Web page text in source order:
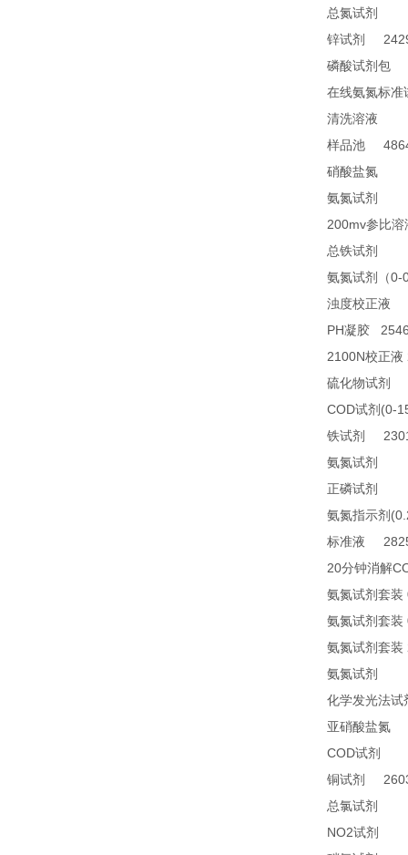
总氮试剂
锌试剂
磷酸试剂包
在线氨氮标准
清洗溶液
样品池
硝酸盐氮
氨氮试剂
200mv参比溶
总铁试剂
氨氮试剂（0-
浊度校正液
PH凝胶
2100N校正液
硫化物试剂
COD试剂 (0-
铁试剂
氨氮试剂
正磷试剂
氨氮指示剂
标准液
20分钟消解
氨氮试剂套装
氨氮试剂套装
氨氮试剂套装
氨氮试剂
化学发光法试
亚硝酸盐氮
COD试剂
铜试剂
总氯试剂
NO2试剂